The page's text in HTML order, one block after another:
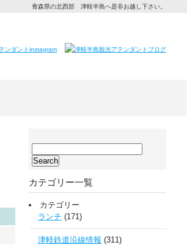
青森県の北西部 津軽半島へ是非お越し下さい。
イ
内
検
索:
カテゴリー一覧
カテゴリー
ランチ (171)
津軽鉄道沿線情報 (311)